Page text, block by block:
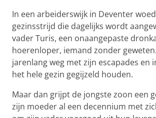
In een arbeiderswijk in Deventer
gezinsstrijd die dagelijks wordt
vader Turis, een onaangepaste
hoerenloper, iemand zonder
jarenlang weg met zijn escapades en
het hele gezin gegijzeld houden.
Maar dan grijpt de jongste zoon een
zijn moeder al een decennium met